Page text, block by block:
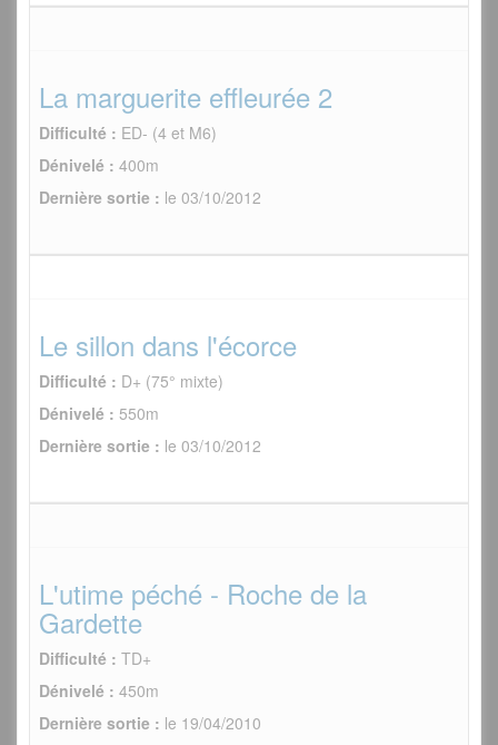
La marguerite effleurée 2
Difficulté : ED- (4 et M6)
Dénivelé : 400m
Dernière sortie : le 03/10/2012
Le sillon dans l'écorce
Difficulté : D+ (75° mixte)
Dénivelé : 550m
Dernière sortie : le 03/10/2012
L'utime péché - Roche de la
Gardette
Difficulté : TD+
Dénivelé : 450m
Dernière sortie : le 19/04/2010